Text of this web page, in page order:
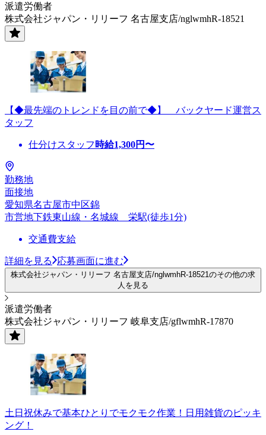
派遣労働者
株式会社ジャパン・リリーフ 名古屋支店/nglwmhR-18521
【◆最先端のトレンドを目の前で◆】 バックヤード運営ス
タッフ
仕分けスタッフ 時給1,300円〜
勤務地
面接地
愛知県名古屋市中区錦
市営地下鉄東山線・名城線 栄駅(徒歩1分)
交通費支給
詳細を見る 応募画面に進む
株式会社ジャパン・リリーフ 名古屋支店/nglwmhR-18521のその他の求
人を見る
派遣労働者
株式会社ジャパン・リリーフ 岐阜支店/gflwmhR-17870
土日祝休みで基本ひとりでモクモク作業！日用雑貨のピッキ
ング！